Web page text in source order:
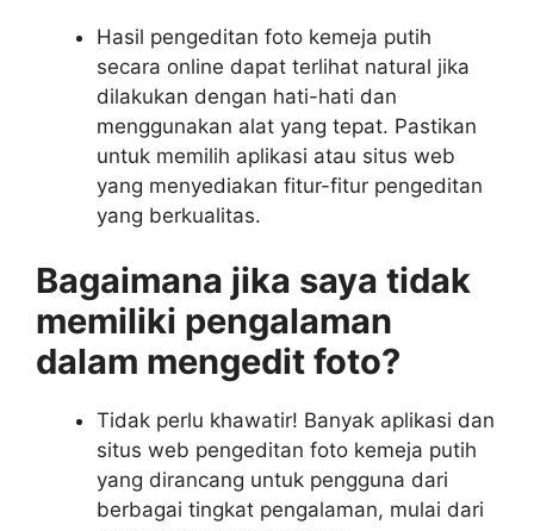
Hasil pengeditan foto kemeja putih
secara online dapat terlihat natural jika
dilakukan dengan hati-hati dan
menggunakan alat yang tepat. Pastikan
untuk memilih aplikasi atau situs web
yang menyediakan fitur-fitur pengeditan
yang berkualitas.
Bagaimana jika saya tidak
memiliki pengalaman
dalam mengedit foto?
Tidak perlu khawatir! Banyak aplikasi dan
situs web pengeditan foto kemeja putih
yang dirancang untuk pengguna dari
berbagai tingkat pengalaman, mulai dari